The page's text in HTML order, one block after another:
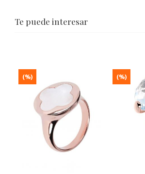
Te puede interesar
(%) (%)